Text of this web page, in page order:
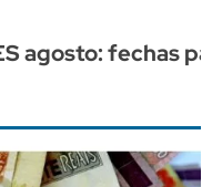
agosto: fechas